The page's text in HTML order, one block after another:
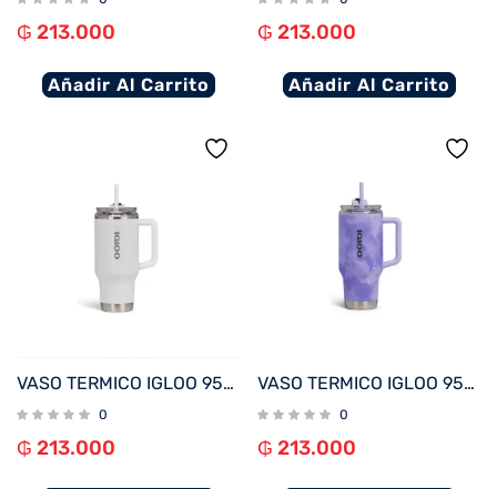
₲ 213.000
Añadir Al Carrito
₲ 213.000
Añadir Al Carrito
VASO TERMICO IGLOO 950ML BLANCO C/PAJITA 71221
0
₲ 213.000
VASO TERMICO IGLOO 950ML ICE DYE LILA C/PAJITA 71310
0
₲ 213.000